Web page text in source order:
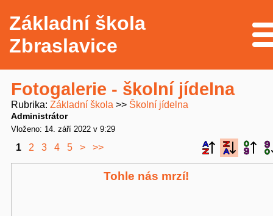
Základní škola
Zbraslavice
Fotogalerie - školní jídelna
Rubrika Základní škola Školní jídelna
Administrátor
Vloženo: 14. září 2022 v 9:29
1 2 3 4 5 > >>
Tohle nás mrzí!